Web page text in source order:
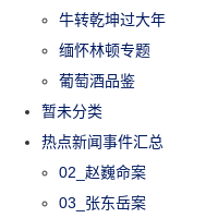
牛转乾坤过大年
缅怀林顿专题
葡萄酒品鉴
暂未分类
热点新闻事件汇总
02_赵巍命案
03_张东岳案